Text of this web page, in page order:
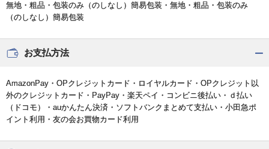
無地・粗品・包装のみ（のしなし）簡易包装・無地・粗品・包装のみ
（のしなし）簡易包装
お支払方法
AmazonPay・OPクレジットカード・ロイヤルカード・OPクレジット以
外のクレジットカード・PayPay・楽天ペイ・コンビニ後払い・ｄ払い
（ドコモ）・auかんたん決済・ソフトバンクまとめて支払い・小田急ポ
イント利用・友の会お買物カード利用